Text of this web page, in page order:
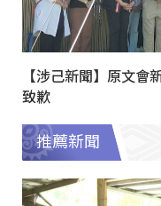
【涉己新聞】原文
致歉
推薦新聞